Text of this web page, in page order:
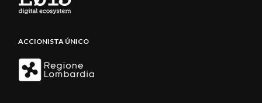
ACCIONISTA ÚNICO